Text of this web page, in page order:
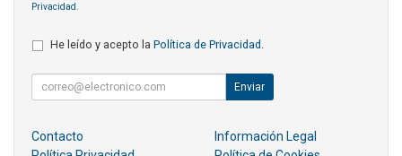
Privacidad
He leído y acepto la Política de Privacidad
Enviar
Contacto
Información Legal